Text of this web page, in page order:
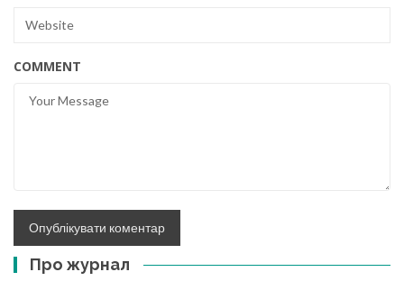
COMMENT
Про журнал